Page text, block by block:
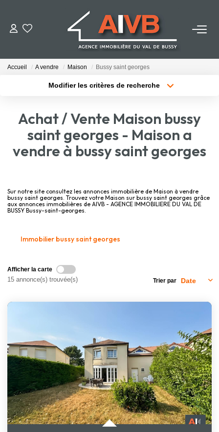
ACHETER
BIENS VENDUS
Qui Sommes-Nous
Notre Équipe
Accueil A vendre Maison Bussy saint georges
Modifier les critères de recherche
Surface min Budget max
Plus de critères Créer une alerte
Achat / Vente Maison bussy
saint georges - Maison a
vendre à bussy saint georges
Sur notre site consultez les annonces immobilière de Maison à vendre
bussy saint georges. Trouvez votre Maison sur bussy saint georges grâce
aux annonces immobilières de AIVB - AGENCE IMMOBILIERE DU VAL DE
BUSSY Bussy-saint-georges.
Immobilier bussy saint georges
Afficher la carte
15 annonce(s) trouvée(s) Trier par